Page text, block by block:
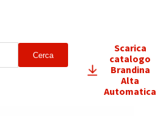
Cerca
Scarica
catalogo
Brandina
Alta
Automatica